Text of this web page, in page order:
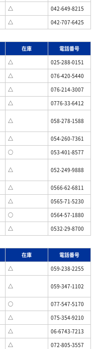
△
042-649-8215
△ 042-707-6425
在庫
電話番号
△
025-288-0151
△
076-420-5440
△
076-214-3007
△ 0776-33-6412
△ 058-278-1588
△
054-260-7361
○ 053-401-8577
△ 052-249-9888
△
0566-62-6811
△
0565-71-5230
○
0564-57-1880
△ 0532-29-8700
在庫
電話番号
△ 059-238-2255
△ 059-347-1102
○
077-547-5170
△
075-354-9210
△
06-6743-7213
△
072-805-3557